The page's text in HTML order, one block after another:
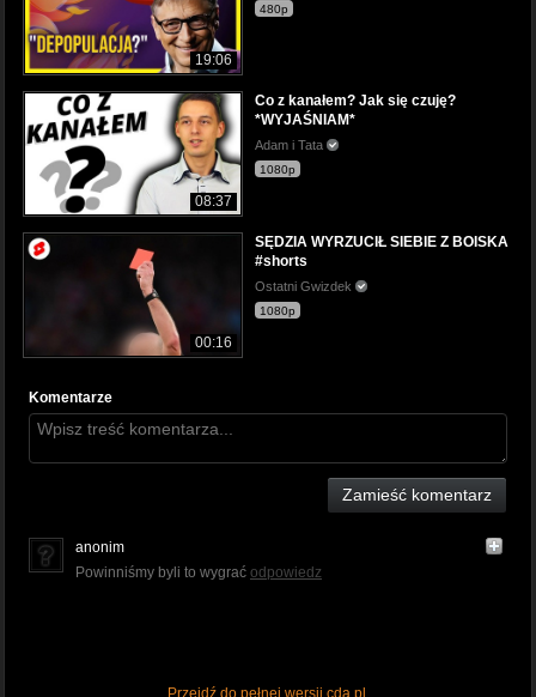
19:06
480p
08:37
Co z kanałem? Jak się czuję?
*WYJAŚNIAM*
Adam i Tata
1080p
00:16
SĘDZIA WYRZUCIŁ SIEBIE Z BOISKA
#shorts
Ostatni Gwizdek
1080p
Komentarze
Zamieść komentarz
anonim
Powinniśmy byli to wygrać odpowiedz
Przejdź do pełnej wersji cda.pl